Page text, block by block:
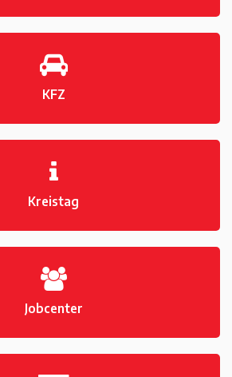
KFZ
Kreistag
Jobcenter